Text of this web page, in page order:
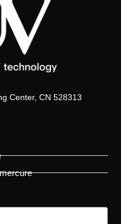
Center, CN 528313